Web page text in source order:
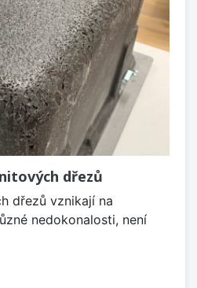
dřezů
dřezů vznikají na
nedokonalosti, není